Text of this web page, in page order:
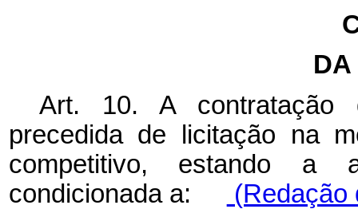
DA
Art. 10. A contratação
precedida de licitação na
competitivo, estando a
condicionada a:
(Redação